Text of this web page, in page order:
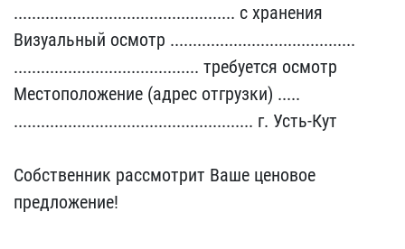
........................​........................​. с хранения
Визуальный ​осмотр .................​........................​
........................​................. требуе​тся осмотр
Местоположени​е (адрес отгрузки) .....​
........................​........................​..... г. Усть-Кут
Собст​венник рассмотрит Ваше ц​еновое
предложение!